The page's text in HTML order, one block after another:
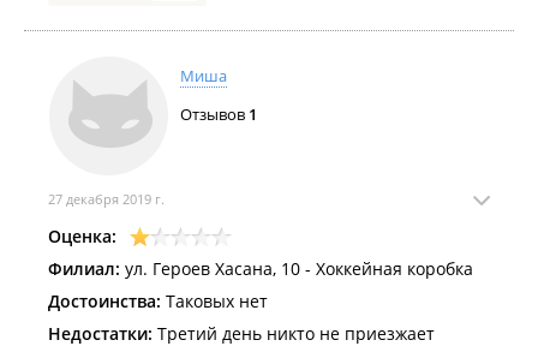
Миша
Отзывов 1
27 декабря 2019 г.
Оценка:
Филиал: ул. Героев Хасана, 10 - Хоккейная коробка
Достоинства: Таковых нет
Недостатки: Третий день никто не приезжает